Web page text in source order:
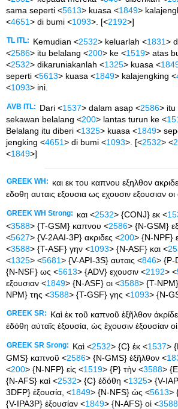
sama seperti <5613> kuasa <1849>
<4651> di bumi <1093>. [<2192>]
TL ITL: Kemudian <2532> keluarlah <1831>
<2586> itu belalang <200> ke <1519> atas
<2532> dikaruniakanlah <1325> kuasa <
seperti <5613> kuasa <1849> kalajengking <
<1093> ini.
AVB ITL: Dari <1537> dalam asap <2586> itu
sekawan belalang <200> lantas turun ke <
Belalang itu diberi <1325> kuasa <1849>
jengking <4651> di bumi <1093>. [<2532> <
<1849>]
GREEK WH:
και εκ του καπνου εξηλθον
εδοθη αυταις εξουσια ως εχουσιν εξουσιαν
GREEK WH Strong: και <2532> {CONJ} εκ <
<3588> {T-GSM} καπνου <2586> {N-GSM}
<5627> {V-2AAI-3P} ακριδες <200> {N-NPF}
<3588> {T-ASF} γην <1093> {N-ASF} και <
<1325> <5681> {V-API-3S} αυταις <846> {P-
{N-NSF} ως <5613> {ADV} εχουσιν <2192> <
εξουσιαν <1849> {N-ASF} οι <3588> {T-
NPM} της <3588> {T-GSF} γης <1093> {N-
GREEK SR:
Καὶ ἐκ τοῦ καπνοῦ ἐξῆλθον
ἐδόθη αὐταῖς ἐξουσία, ὡς ἔχουσιν ἐξουσίαν
GREEK SR Srong: Καὶ <2532> {C} ἐκ <1537>
GMS} καπνοῦ <2586> {N-GMS} ἐξῆλθον <
<200> {N-NFP} εἰς <1519> {P} τὴν <3588>
{N-AFS} καὶ <2532> {C} ἐδόθη <1325> {V-
3DFP} ἐξουσία, <1849> {N-NFS} ὡς <5613>
{V-IPA3P} ἐξουσίαν <1849> {N-AFS} οἱ <3588